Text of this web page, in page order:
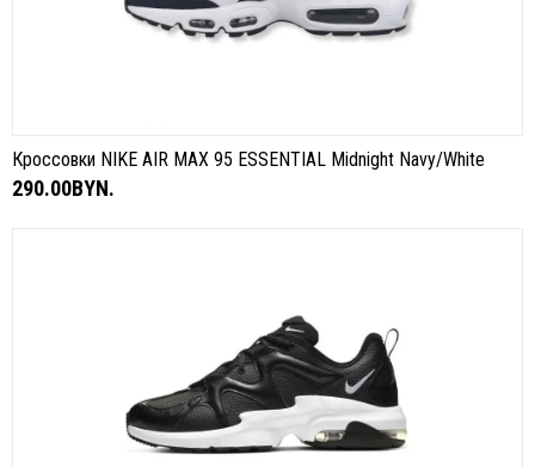
Кроссовки NIKE AIR MAX 95 ESSENTIAL Midnight Navy/White
290.00BYN.